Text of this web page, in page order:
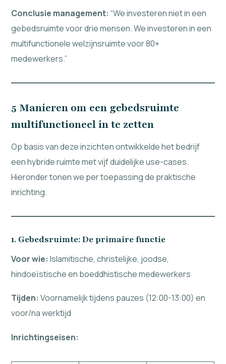
Conclusie management: “We investeren niet in een
gebedsruimte voor drie mensen. We investeren in een
multifunctionele welzijnsruimte voor 80+
medewerkers.”
5 Manieren om een gebedsruimte
multifunctioneel in te zetten
Op basis van deze inzichten ontwikkelde het bedrijf
een hybride ruimte met vijf duidelijke use-cases.
Hieronder tonen we per toepassing de praktische
inrichting.
1. Gebedsruimte: De primaire functie
Voor wie: Islamitische, christelijke, joodse,
hindoeïstische en boeddhistische medewerkers
Tijden: Voornamelijk tijdens pauzes (12:00-13:00) en
voor/na werktijd
Inrichtingseisen: